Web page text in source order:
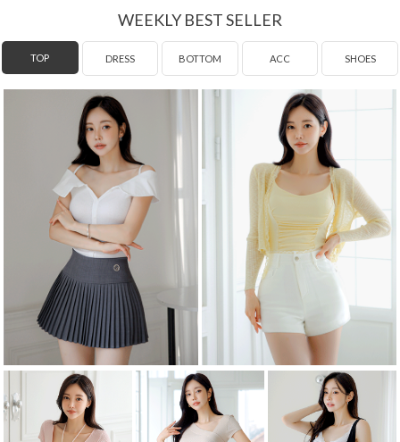
WEEKLY BEST SELLER
TOP DRESS BOTTOM ACC SHOES